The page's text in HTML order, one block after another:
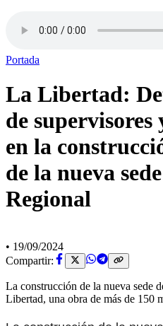
Portada
La Libertad:
de
en la
de la nueva
Regional
• 19/09/2024
Compartir:
La construcción de la nueva sede
Libertad, una obra de más de 150